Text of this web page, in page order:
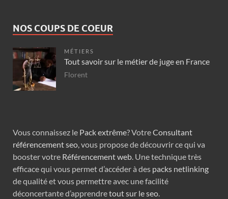
NOS COUPS DE COEUR
MÉTIERS
Tout savoir sur le métier de juge en France
Florent
Vous connaissez le Pack extrême? VotreConsultant
référencement seo, vous propose de découvrir ce qui va
booster votre Référencement web. Une technique très
efficace qui vous permet d’accéder à des packs netlinking
de qualité et vous permettre avec une facilité
déconcertante d’apprendretout sur le seo.